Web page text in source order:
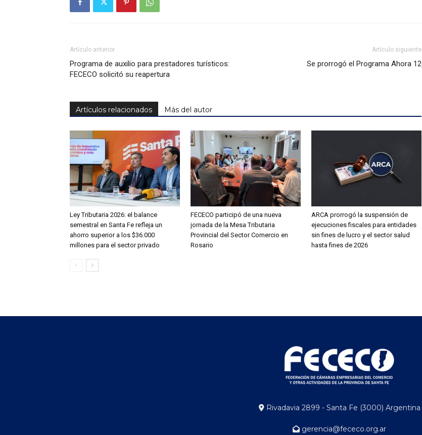
Artículo anterior
Programa de auxilio para prestadores turísticos:
FECECO solicitó su reapertura
Artículo siguiente
Se prorrogó el Programa Ahora 12
Artículos relacionados Más del autor
Ley Tributaria 2026: el balance
semestral en Santa Fe refleja un
ahorro superior a los $36.000
millones para el sector privado
FECECO participó de una nueva
jornada de la Mesa Tributaria
Provincial del Sector Comercio en
Rosario
ARCA prorrogó la suspensión de
ejecuciones fiscales para entidades
sin fines de lucro y el sector salud
hasta fines de 2026
Rivadavia 2899 - Santa Fe (3000) Argentina
gerencia@fececo.org.ar